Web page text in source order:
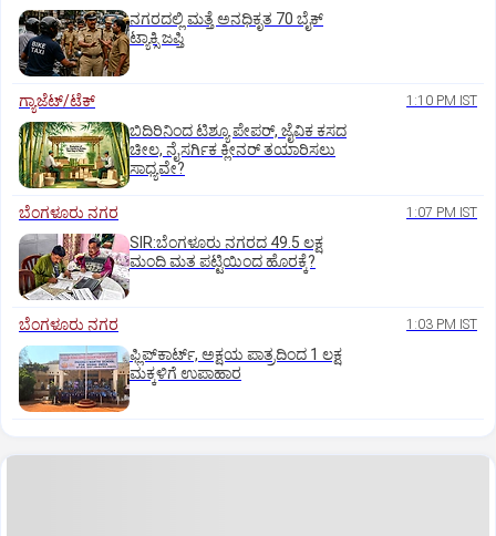
ನಗರದಲ್ಲಿ ಮತ್ತೆ ಅನಧಿಕೃತ 70 ಬೈಕ್‌
ಟ್ಯಾಕ್ಸಿ ಜಪ್ತಿ
ಗ್ಯಾಜೆಟ್/ಟೆಕ್ 1:10 PM IST
ಬಿದಿರಿನಿಂದ ಟಿಶ್ಯೂ ಪೇಪರ್‌, ಜೈವಿಕ ಕಸದ
ಚೀಲ, ನೈಸರ್ಗಿಕ ಕ್ಲೀನರ್‌ ತಯಾರಿಸಲು
ಸಾಧ್ಯವೇ?
ಬೆಂಗಳೂರು ನಗರ 1:07 PM IST
SIR:ಬೆಂಗಳೂರು ನಗರದ 49.5 ಲಕ್ಷ
ಮಂದಿ ಮತ ಪಟ್ಟಿಯಿಂದ ಹೊರಕ್ಕೆ?
ಬೆಂಗಳೂರು ನಗರ 1:03 PM IST
ಫ್ಲಿಪ್‌ಕಾರ್ಟ್‌, ಅಕ್ಷಯ ಪಾತ್ರದಿಂದ 1 ಲಕ್ಷ
ಮಕ್ಕಳಿಗೆ ಉಪಾಹಾರ